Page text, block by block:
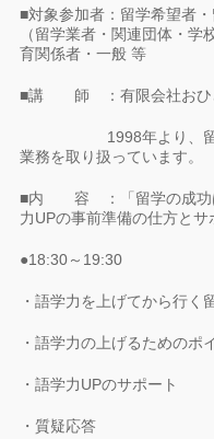
■対象参加者：留学希望者
（留学業者・関連団体・
育関係者・一般 等
■講 師 ：有限会社おひ
1998年より、留学斡
業務を取り扱っています。
■内 容 ：「留学の成功は
力UPの事前準備の仕方とサ
●18:30～19:30
・語学力を上げてから行く
・語学力の上げるためのポ
・語学力UPのサポート
・質疑応答